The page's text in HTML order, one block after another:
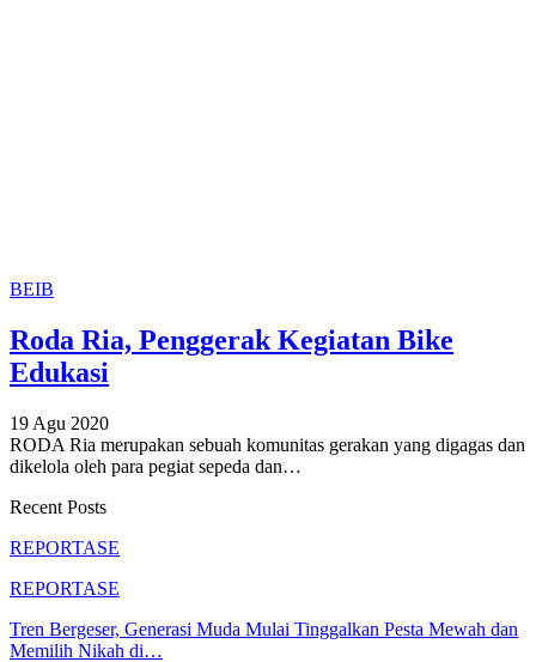
BEIB
Roda Ria, Penggerak Kegiatan Bike
Edukasi
19 Agu 2020
RODA Ria merupakan sebuah komunitas gerakan yang digagas dan
dikelola oleh para pegiat sepeda dan…
Recent Posts
REPORTASE
REPORTASE
Tren Bergeser, Generasi Muda Mulai Tinggalkan Pesta Mewah dan
Memilih Nikah di…